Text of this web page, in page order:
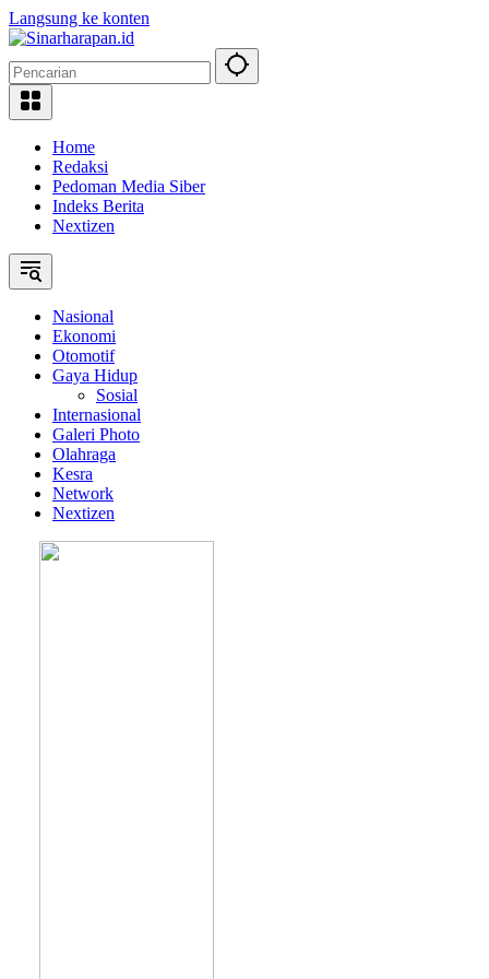
Langsung ke konten
Home
Redaksi
Pedoman Media Siber
Indeks Berita
Nextizen
Nasional
Ekonomi
Otomotif
Gaya Hidup
Sosial
Internasional
Galeri Photo
Olahraga
Kesra
Network
Nextizen